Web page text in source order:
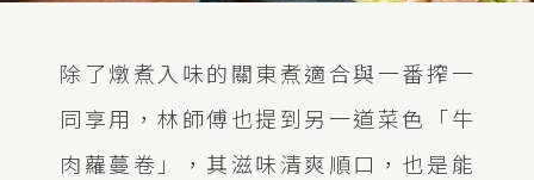
除了燉煮入味的關東煮適合與一番搾一
同享用，林師傅也提到另一道菜色「牛
肉蘿蔓卷」，其滋味清爽順口，也是能